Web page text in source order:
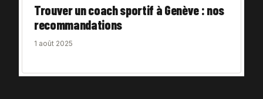
Trouver un coach sportif à Genève : nos
recommandations
1 août 2025